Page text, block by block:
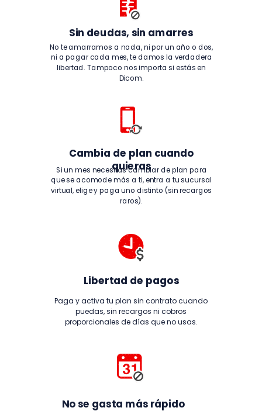
Sin deudas, sin amarres
Cambia de plan cuando
quieras
Libertad de pagos
No se gasta más rápido
No te amarramos a nada, ni por un año o dos,
ni a pagar cada mes, te damos la verdadera
libertad. Tampoco nos importa si estás en
Dicom.
Si un mes necesitas cambiar de plan para
que se acomode más a ti, entra a tu sucursal
virtual, elige y paga uno distinto (sin recargos
raros).
Paga y activa tu plan sin contrato cuando
puedas, sin recargos ni cobros
proporcionales de días que no usas.